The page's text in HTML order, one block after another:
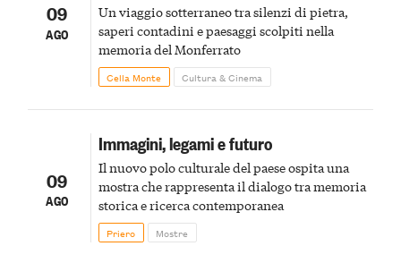
09
AGO
Un viaggio sotterraneo tra silenzi di pietra,
saperi contadini e paesaggi scolpiti nella
memoria del Monferrato
Cella Monte Cultura & Cinema
09
AGO
Immagini, legami e futuro
Il nuovo polo culturale del paese ospita una
mostra che rappresenta il dialogo tra memoria
storica e ricerca contemporanea
Priero Mostre